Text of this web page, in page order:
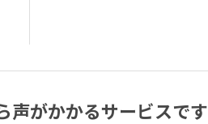
声がかかるサービスです